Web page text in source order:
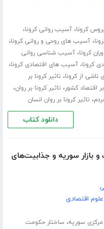
کرونا،آسیب روانی کرونا،
،آسیب های روحی و روانی کرونا،
کرونا،آسیب شناسی روانی
کرونا،آسیب های اقتصادی کرونا،
از کرونا، تاثیر کرونا بر
بر اقتصاد کشور، تاثیر کرونا بر روان،
، تاثیر کرونا بر روان انسان
دانلود کتاب
بازار سوریه و جذابیت‌های
اقتصادی
سوریه، ساختار حکومت